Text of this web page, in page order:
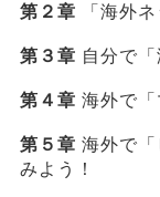
第２章 「海外
第３章 自分で
第４章 海外で「
第５章 海外で
みよう！